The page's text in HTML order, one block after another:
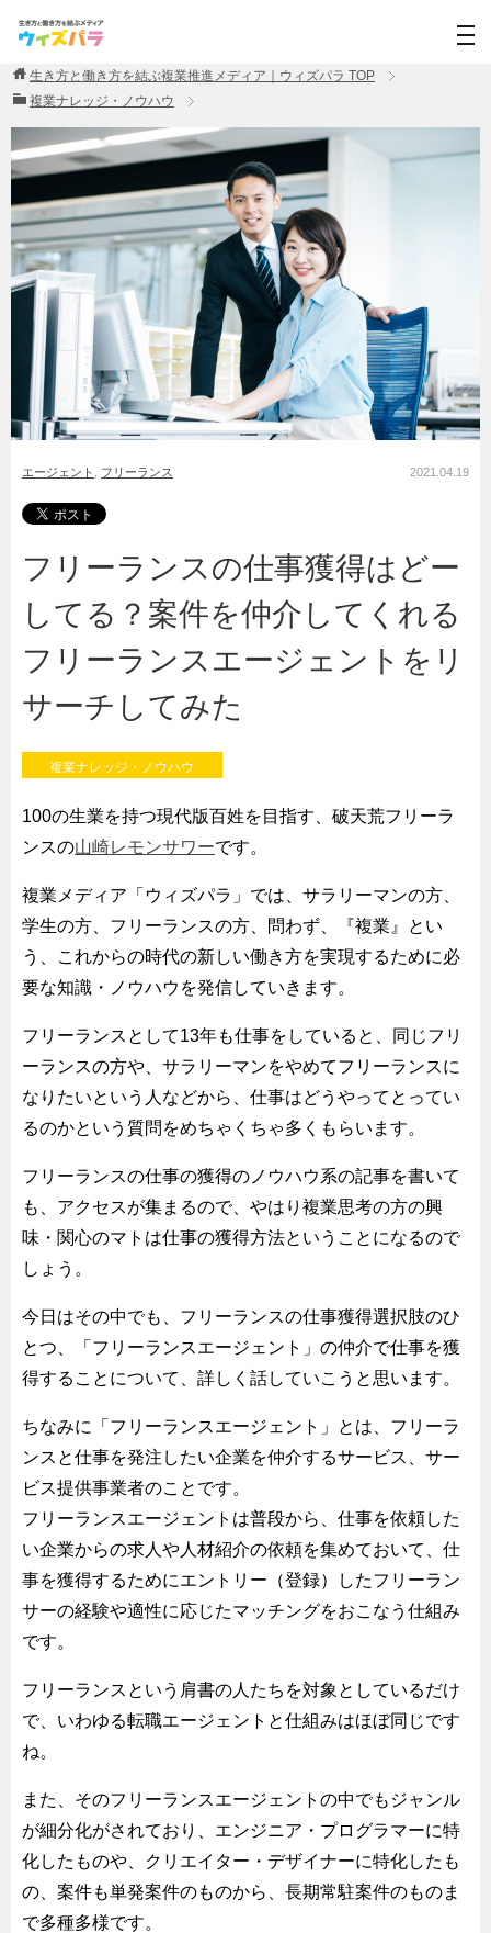
生き方と働き方を結ぶ複業推進メディア｜ウィズパラ TOP
複業ナレッジ・ノウハウ
エージェント フリーランス 2021.04.19
フリーランスの仕事獲得はどー
してる？案件を仲介してくれる
フリーランスエージェントをリ
サーチしてみた
複業ナレッジ・ノウハウ
100の生業を持つ現代版百姓を目指す、破天荒フリーラ
ンスの山崎レモンサワーです。
複業メディア「ウィズパラ」では、サラリーマンの方、
学生の方、フリーランスの方、問わず、『複業』とい
う、これからの時代の新しい働き方を実現するために必
要な知識・ノウハウを発信していきます。
フリーランスとして13年も仕事をしていると、同じフリ
ーランスの方や、サラリーマンをやめてフリーランスに
なりたいという人などから、仕事はどうやってとってい
るのかという質問をめちゃくちゃ多くもらいます。
フリーランスの仕事の獲得のノウハウ系の記事を書いて
も、アクセスが集まるので、やはり複業思考の方の興
味・関心のマトは仕事の獲得方法ということになるので
しょう。
今日はその中でも、フリーランスの仕事獲得選択肢のひ
とつ、「フリーランスエージェント」の仲介で仕事を獲
得することについて、詳しく話していこうと思います。
ちなみに「フリーランスエージェント」とは、フリーラ
ンスと仕事を発注したい企業を仲介するサービス、サー
ビス提供事業者のことです。
フリーランスエージェントは普段から、仕事を依頼した
い企業からの求人や人材紹介の依頼を集めておいて、仕
事を獲得するためにエントリー（登録）したフリーラン
サーの経験や適性に応じたマッチングをおこなう仕組み
です。
フリーランスという肩書の人たちを対象としているだけ
で、いわゆる転職エージェントと仕組みはほぼ同じです
ね。
また、そのフリーランスエージェントの中でもジャンル
が細分化がされており、エンジニア・プログラマーに特
化したものや、クリエイター・デザイナーに特化したも
の、案件も単発案件のものから、長期常駐案件のものま
で多種多様です。